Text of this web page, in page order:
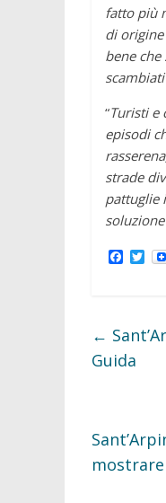
fatto più
di
bene
“Turisti e
episodi
strade
pattuglie
o
o
k
T
e
r
←
Guida